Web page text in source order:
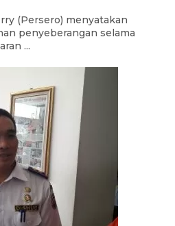
(Persero) menyatakan
penyeberangan selama
...